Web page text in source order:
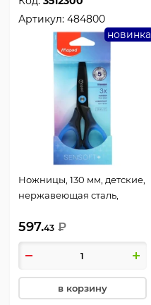
Артикул:484800
новинка
Ножницы, 130 мм, детские,
нержавеющая сталь,
вставки, Sensoft Premium,
Maped, 484800
597.43 ₽
в корзину